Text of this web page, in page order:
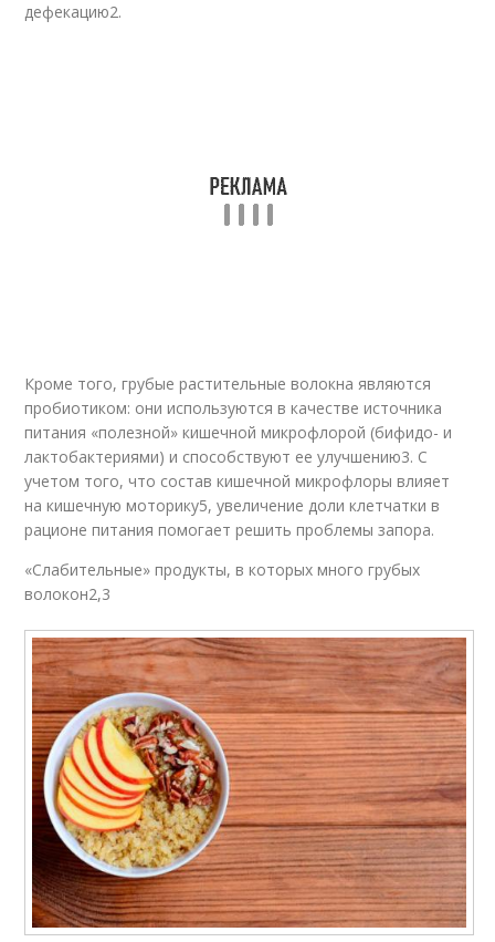
дефекацию2.
Кроме того, грубые растительные волокна являются
пробиотиком: они используются в качестве источника
питания «полезной» кишечной микрофлорой (бифидо- и
лактобактериями) и способствуют ее улучшению3. С
учетом того, что состав кишечной микрофлоры влияет
на кишечную моторику5, увеличение доли клетчатки в
рационе питания помогает решить проблемы запора.
«Слабительные» продукты, в которых много грубых
волокон2,3